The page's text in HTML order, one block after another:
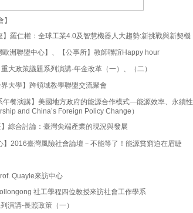
羅仁權：全球工業4.0及智慧機器人大趨勢:新挑戰與新契機
洲聯盟中心】、【公事所】教師聯誼Happy hour
大政策議題系列演講-年金改革（一）、（二）
大學】跨領域教學聯盟交流聚會
餐演講】美國地方政府的能源合作模式—能源效率、永續性
and China’s Foreign Policy Change）
綜合討論：臺灣尖端產業的現況與發展
2016臺灣風險社會論壇－不能等了！能源貧窮迫在眉睫
Quayle來訪中心
社工學程四位教授來訪社會工作學系
演講-長照政策（一）